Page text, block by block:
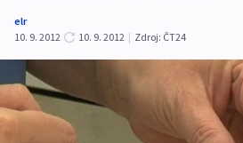
elr
10. 9. 2012
10. 9. 2012 | Zdroj: ČT24